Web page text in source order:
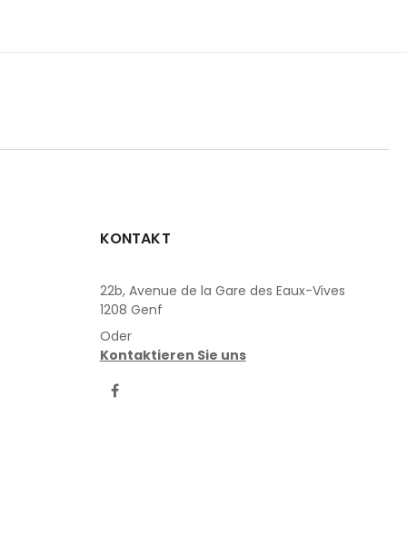
KONTAKT
22b, Avenue de la Gare des Eaux-Vives
1208 Genf
Oder
Kontaktieren Sie uns